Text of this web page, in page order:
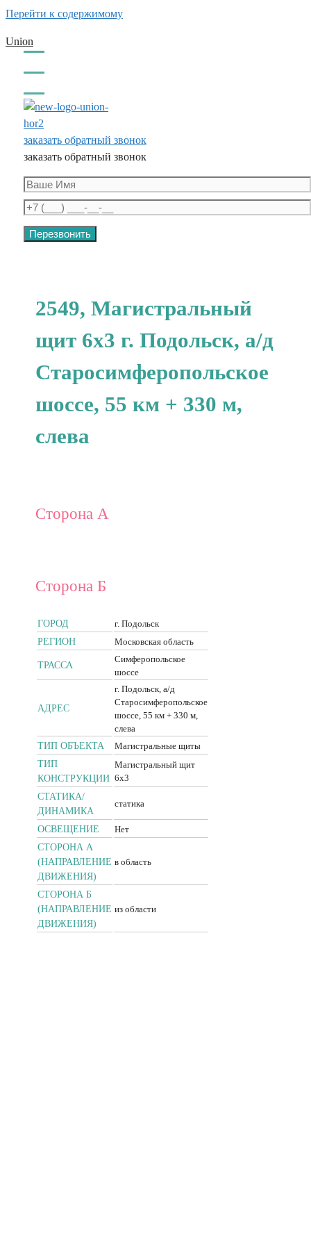
Перейти к содержимому
Union
заказать обратный звонок
заказать обратный звонок
2549, Магистральный
щит 6x3 г. Подольск, а/д
Старосимферопольское
шоссе, 55 км + 330 м,
слева
Сторона А
Сторона Б
ГОРОД
г. Подольск
РЕГИОН
Московская область
ТРАССА
Симферопольское
шоссе
АДРЕС
г. Подольск, а/д
Старосимферопольское
шоссе, 55 км + 330 м,
слева
ТИП ОБЪЕКТА
Магистральные щиты
ТИП
КОНСТРУКЦИИ
Магистральный щит
6x3
CТАТИКА/
ДИНАМИКА
статика
ОСВЕЩЕНИЕ
Нет
СТОРОНА А
(НАПРАВЛЕНИЕ
ДВИЖЕНИЯ)
в область
СТОРОНА Б
(НАПРАВЛЕНИЕ
ДВИЖЕНИЯ)
из области